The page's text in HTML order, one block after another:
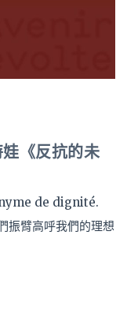
《反抗的未
de dignité.
臂高呼我們的理想